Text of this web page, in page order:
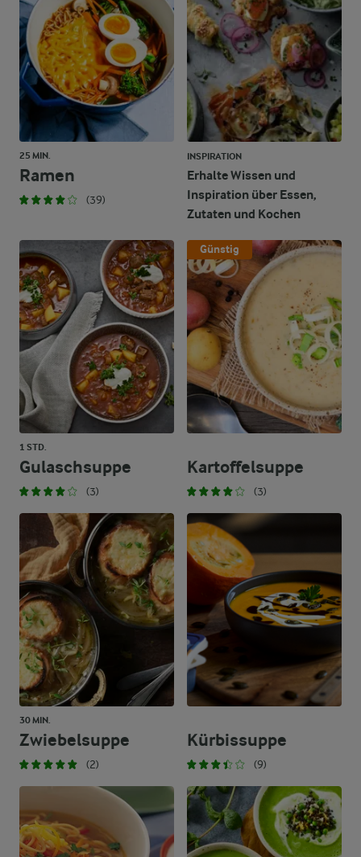
25 MIN.
Ramen
(39)
INSPIRATION
Erhalte Wissen und
Inspiration über Essen,
Zutaten und Kochen
1 STD.
Gulaschsuppe
(3)
Günstig
Kartoffelsuppe
(3)
30 MIN.
Zwiebelsuppe
(2)
Kürbissuppe
(9)